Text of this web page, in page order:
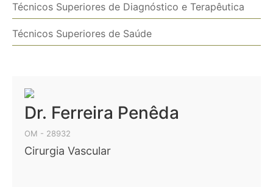
Técnicos Superiores de Diagnóstico e Terapêutica
Técnicos Superiores de Saúde
Dr. Ferreira Penêda
OM - 28932
Cirurgia Vascular